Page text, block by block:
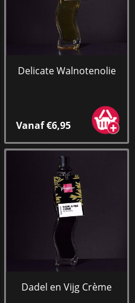
Delicate Walnotenolie
Vanaf €6,95
Dadel en Vijg Crème